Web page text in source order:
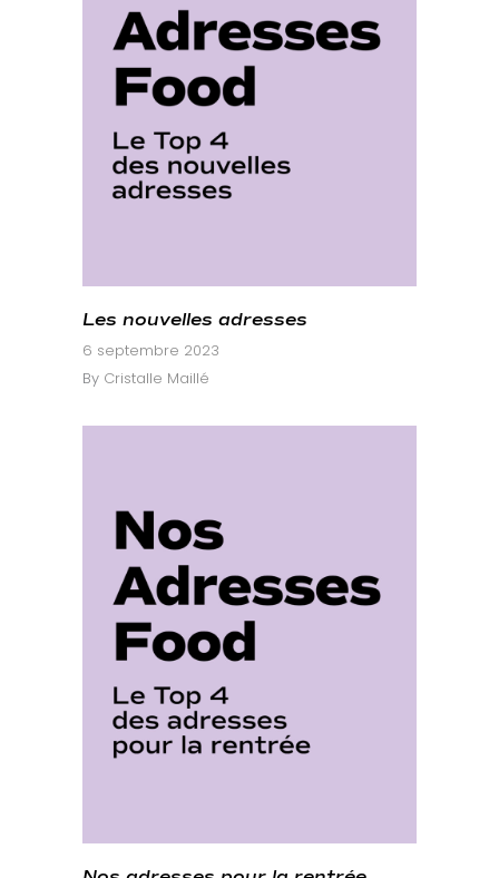
Les nouvelles adresses
6 septembre 2023
By Cristalle Maillé